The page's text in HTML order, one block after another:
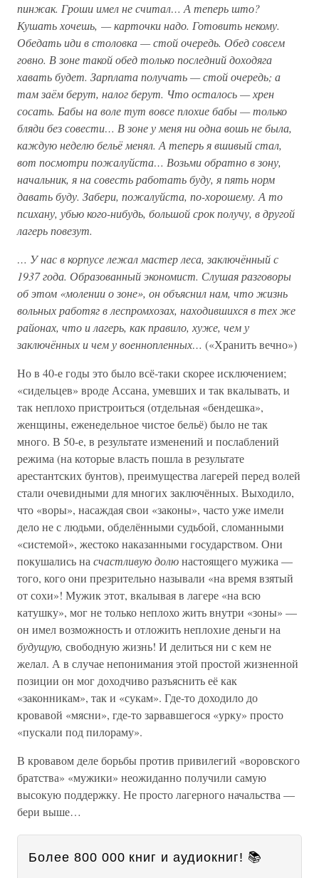
пинжак. Гроши имел не считал… А теперь што?
Кушать хочешь, — карточки надо. Готовить некому.
Обедать иди в столовка — стой очередь. Обед совсем
говно. В зоне такой обед только последний доходяга
хавать будет. Зарплата получать — стой очередь; а
там заём берут, налог берут. Что осталось — хрен
сосать. Бабы на воле тут вовсе плохие бабы — только
бляди без совести… В зоне у меня ни одна вошь не была,
каждую неделю бельё менял. А теперь я вшивый стал,
вот посмотри пожалуйста… Возьми обратно в зону,
начальник, я на совесть работать буду, я пять норм
давать буду. Забери, пожалуйста, по-хорошему. А то
психану, убью кого-нибудь, большой срок получу, в другой
лагерь повезут.
… У нас в корпусе лежал мастер леса, заключённый с
1937 года. Образованный экономист. Слушая разговоры
об этом «молении о зоне», он объяснил нам, что жизнь
вольных работяг в леспромхозах, находившихся в тех же
районах, что и лагерь, как правило, хуже, чем у
заключённых и чем у военнопленных… («Хранить вечно»)
Но в 40-е годы это было всё-таки скорее исключением;
«сидельцев» вроде Ассана, умевших и так вкалывать, и
так неплохо пристроиться (отдельная «бендешка»,
женщины, еженедельное чистое бельё) было не так
много. В 50-е, в результате изменений и послаблений
режима (на которые власть пошла в результате
арестантских бунтов), преимущества лагерей перед волей
стали очевидными для многих заключённых. Выходило,
что «воры», насаждая свои «законы», часто уже имели
дело не с людьми, обделёнными судьбой, сломанными
«системой», жестоко наказанными государством. Они
покушались на счастливую долюнастоящего мужика —
того, кого они презрительно называли «на время взятый
от сохи»! Мужик этот, вкалывая в лагере «на всю
катушку», мог не только неплохо жить внутри «зоны» —
он имел возможность и отложить неплохие деньги на
будущую, свободную жизнь! И делиться ни с кем не
желал. А в случае непонимания этой простой жизненной
позиции он мог доходчиво разъяснить её как
«законникам», так и «сукам». Где-то доходило до
кровавой «мясни», где-то зарвавшегося «урку» просто
«пускали под пилораму».
В кровавом деле борьбы против привилегий «воровского
братства» «мужики» неожиданно получили самую
высокую поддержку. Не просто лагерного начальства —
бери выше…
Более 800 000 книг и аудиокниг! 📚